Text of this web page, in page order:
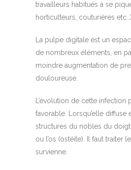
travailleurs habitués à se
horticulteurs, couturières etc…).
La pulpe digitale est un
de nombreux éléments, en
moindre augmentation de
douloureuse.
L’évolution de cette
favorable. Lorsqu’elle
structures du nobles du
ou l’os (ostéite). Il faut traiter
survienne.